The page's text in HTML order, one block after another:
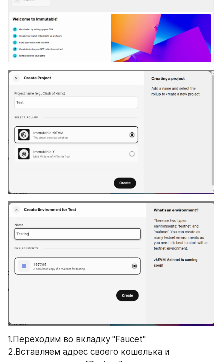
1.Переходим во вкладку "Faucet"
2.Вставляем адрес своего кошелька и